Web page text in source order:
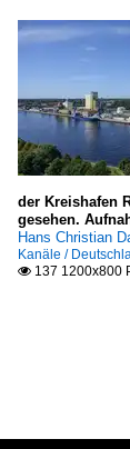
der Kreishafen
gesehen.
Hans Christian
Kanäle /
 137 1200x800